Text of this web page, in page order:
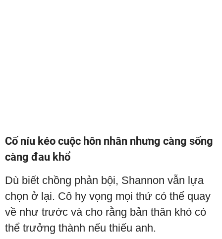
Cố níu kéo cuộc hôn nhân nhưng càng sống
càng đau khổ
Dù biết chồng phản bội, Shannon vẫn lựa
chọn ở lại. Cô hy vọng mọi thứ có thể quay
về như trước và cho rằng bản thân khó có
thể trưởng thành nếu thiếu anh.